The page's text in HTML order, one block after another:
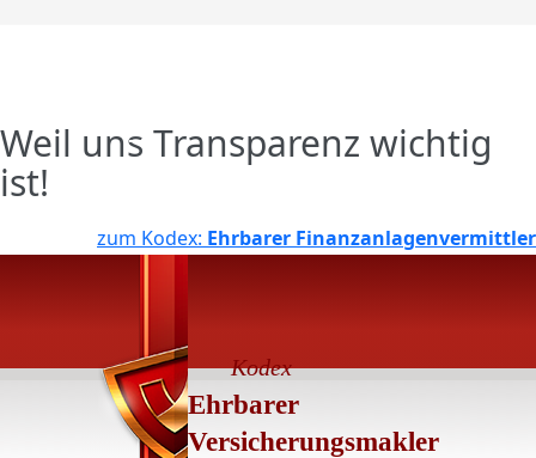
Weil uns Transparenz wichtig
ist!
zum Kodex: Ehrbarer Finanzanlagenvermittler
Kodex
Ehrbarer
Versicherungsmakler